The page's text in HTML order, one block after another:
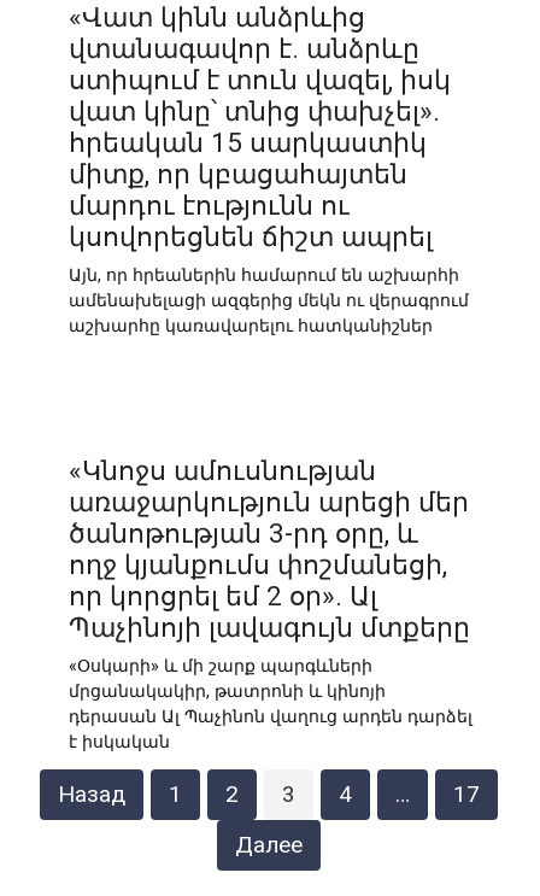
«Վատ կինն անձրևից
վտանագավոր է. անձրևը
ստիպում է տուն վազել, իսկ
վատ կինը՝ տնից փախչել».
հրեական 15 սարկաստիկ
միտք, որ կբացահայտեն
մարդու էությունն ու
կսովորեցնեն ճիշտ ապրել
Այն, որ հրեաներին համարում են աշխարհի
ամենախելացի ազգերից մեկն ու վերագրում
աշխարհը կառավարելու հատկանիշներ
«Կնոջս ամուսնության
առաջարկություն արեցի մեր
ծանոթության 3-րդ օրը, և
ողջ կյանքումս փոշմանեցի,
որ կորցրել եմ 2 օր». Ալ
Պաչինոյի լավագույն մտքերը
«Օսկարի» և մի շարք պարգևների
մրցանակակիր, թատրոնի և կինոյի
դերասան Ալ Պաչինոն վաղուց արդեն դարձել
է իսկական
Пагинация
записей
Назад 1 2 3 4 …
17
Далее